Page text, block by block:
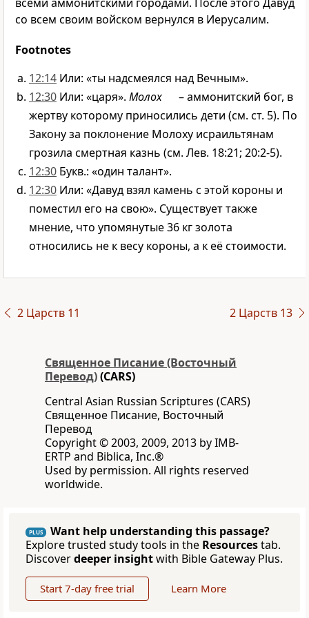
со всем своим войском вернулся в Иерусалим.
Footnotes
12:14 Или: «ты надсмеялся над Вечным».
12:30 Или: «царя». Молох – аммонитский бог, в
жертву которому приносились дети (см. ст. 5). По
Закону за поклонение Молоху исраильтянам
грозила смертная казнь (см. Лев. 18:21; 20:2-5).
12:30 Букв.: «один талант».
12:30 Или: «Давуд взял камень с этой короны и
поместил его на свою». Существует также
мнение, что упомянутые 36 кг золота
относились не к весу короны, а к её стоимости.
2 Царств 11 2 Царств 13
Священное Писание (Восточный
Перевод)(CARS)
Central Asian Russian Scriptures (CARS)
Священное Писание, Восточный
Перевод
Copyright © 2003, 2009, 2013 by IMB-
ERTP and Biblica, Inc.®
Used by permission. All rights reserved
worldwide.
PLUS
Want help understanding this passage?
Explore trusted study tools in the Resourcestab.
Discoverdeeper insightwith Bible Gateway Plus.
Start 7-day free trial Learn More